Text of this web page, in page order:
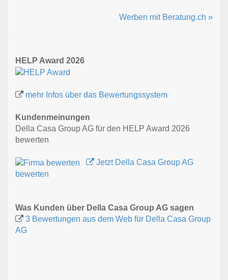
Werben mit Beratung.ch »
HELP Award 2026
mehr Infos über das Bewertungssystem
Kundenmeinungen
Della Casa Group AG für den HELP Award 2026
bewerten
Jetzt Della Casa Group AG
bewerten
Was Kunden über Della Casa Group AG sagen
3 Bewertungen aus dem Web für Della Casa Group
AG